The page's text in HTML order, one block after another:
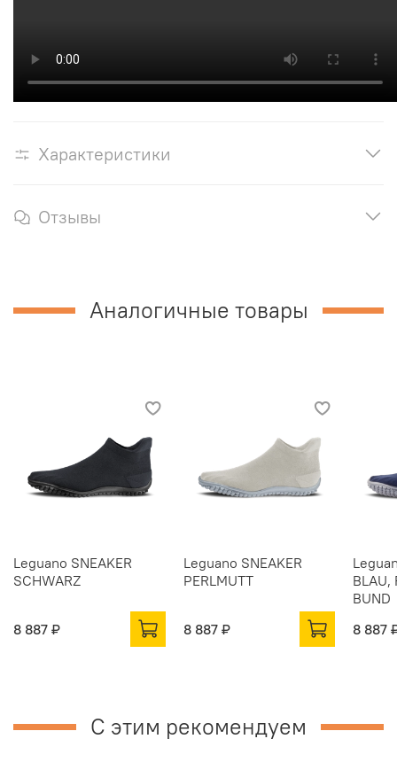
Характеристики
Отзывы
Аналогичные товары
Leguano SNEAKER
SCHWARZ
8 887 ₽
Leguano SNEAKER
PERLMUTT
8 887 ₽
BLAU,
BUND
8 887
С этим рекомендуем